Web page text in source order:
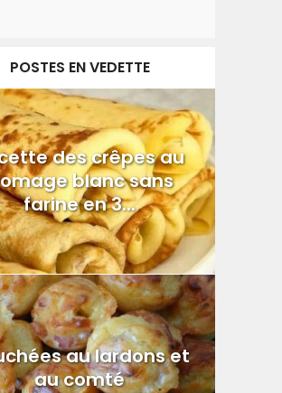
POSTES EN VEDETTE
des crêpes au
blanc sans
farine en 3...
au lardons et
au comté